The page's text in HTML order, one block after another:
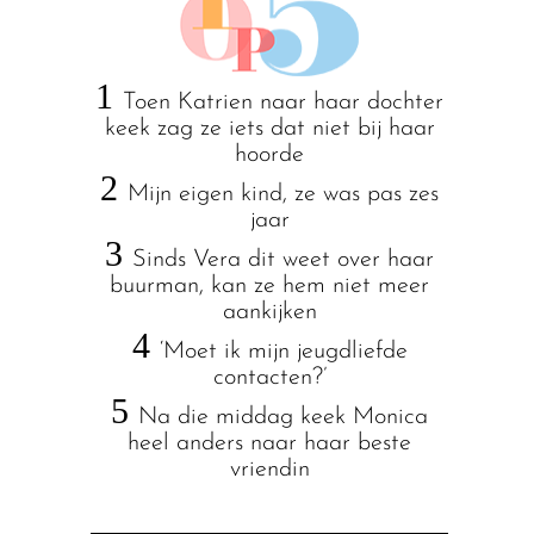
1
Toen Katrien naar haar dochter
keek zag ze iets dat niet bij haar
hoorde
2 Mijn eigen kind, ze was pas zes
jaar
3 Sinds Vera dit weet over haar
buurman, kan ze hem niet meer
aankijken
4 ‘Moet ik mijn jeugdliefde
contacten?’
5 Na die middag keek Monica
heel anders naar haar beste
vriendin